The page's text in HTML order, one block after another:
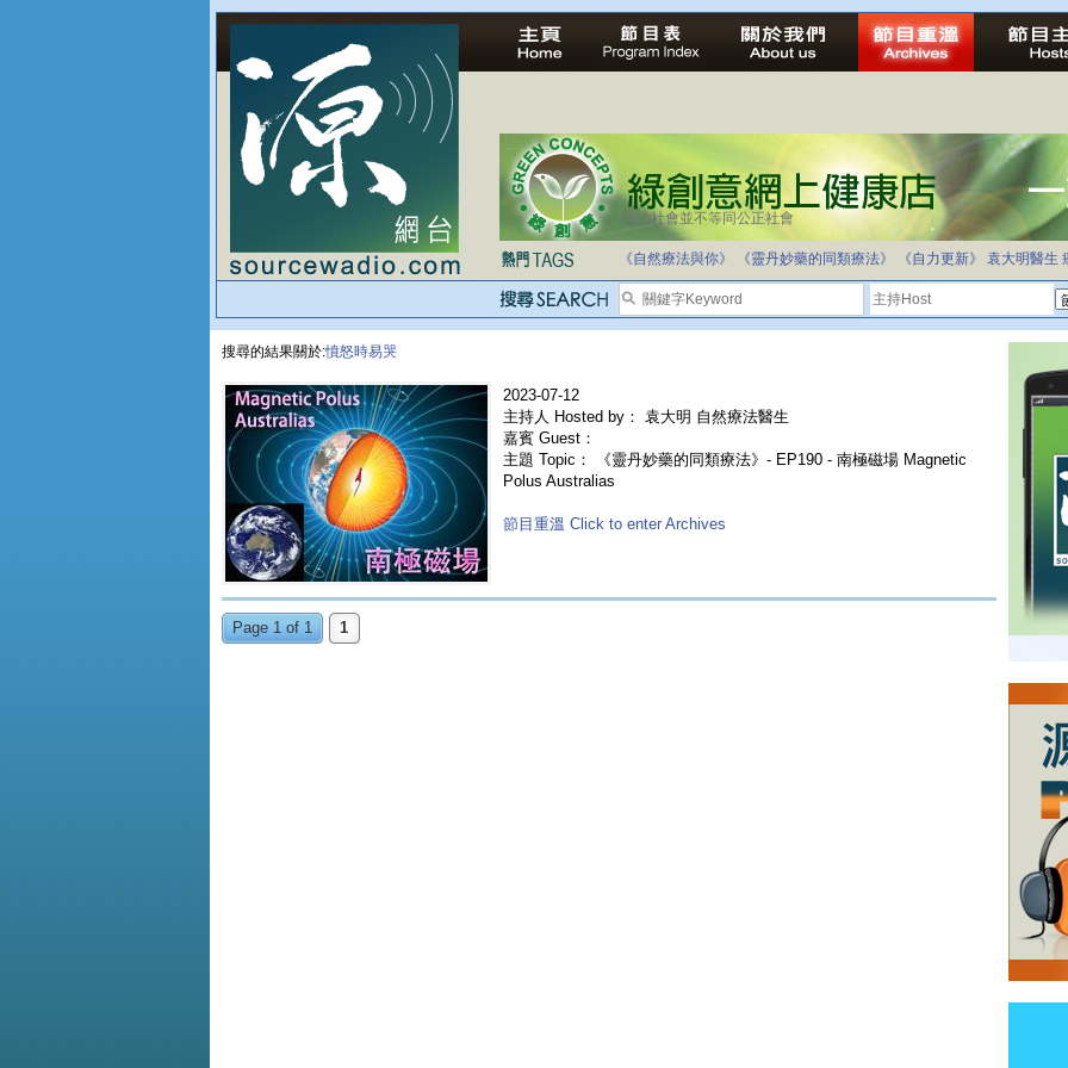
法治社會並不等同公正社會
《自然療法與你》 《靈丹妙藥的同類療法》 《自力更新》 袁大明醫生
搜尋的結果關於:憤怒時易哭
2023-07-12
主持人 Hosted by： 袁大明 自然療法醫生
嘉賓 Guest：
主題 Topic： 《靈丹妙藥的同類療法》- EP190 - 南極磁場 Magnetic
Polus Australias
節目重溫 Click to enter Archives
Page 1 of 1 1